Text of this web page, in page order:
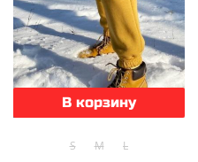
В корзину
S M L